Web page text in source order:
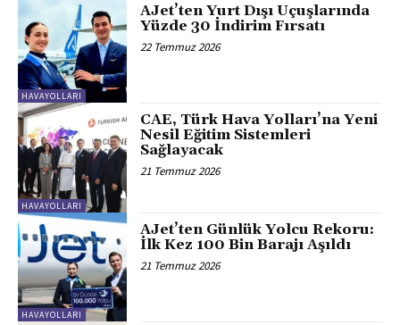
HAVAYOLLARI
AJet’ten Yurt Dışı Uçuşlarında
Yüzde 30 İndirim Fırsatı
22 Temmuz 2026
HAVAYOLLARI
CAE, Türk Hava Yolları’na Yeni
Nesil Eğitim Sistemleri
Sağlayacak
21 Temmuz 2026
HAVAYOLLARI
AJet’ten Günlük Yolcu Rekoru:
İlk Kez 100 Bin Barajı Aşıldı
21 Temmuz 2026